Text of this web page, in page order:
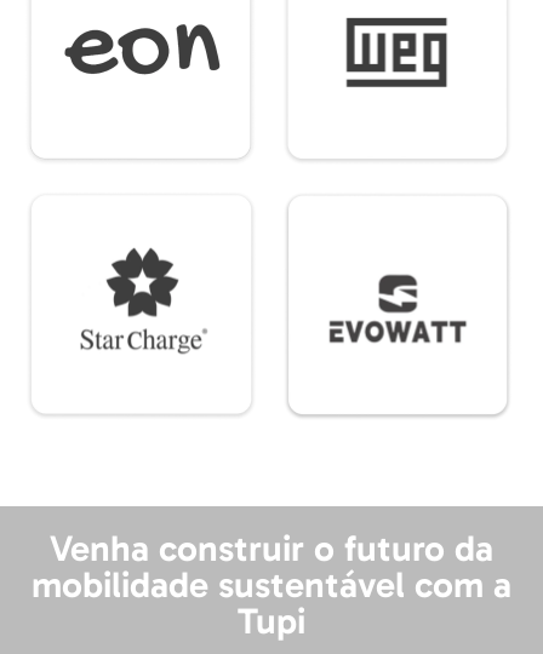
Venha construir o futuro da
mobilidade sustentável com a
Tupi